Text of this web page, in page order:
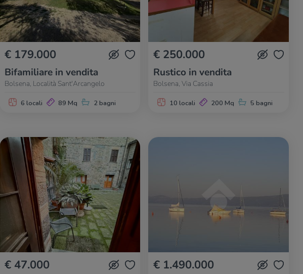
€ 179.000
Bifamiliare in vendita
Bolsena, Località Sant'Arcangelo
6 locali 89 Mq 2 bagni
€ 250.000
Rustico in vendita
Bolsena, Via Cassia
10 locali 200 Mq 5 bagni
€ 47.000 € 1.490.000